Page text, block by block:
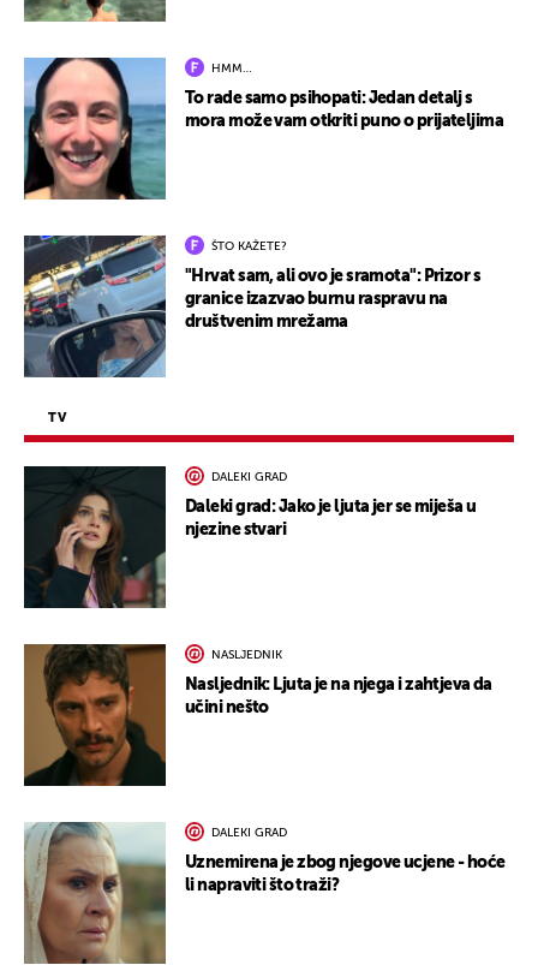
HMM…
To rade samo psihopati: Jedan detalj s
mora može vam otkriti puno o prijateljima
ŠTO KAŽETE?
"Hrvat sam, ali ovo je sramota": Prizor s
granice izazvao burnu raspravu na
društvenim mrežama
TV
DALEKI GRAD
Daleki grad: Jako je ljuta jer se miješa u
njezine stvari
NASLJEDNIK
Nasljednik: Ljuta je na njega i zahtjeva da
učini nešto
DALEKI GRAD
Uznemirena je zbog njegove ucjene - hoće
li napraviti što traži?